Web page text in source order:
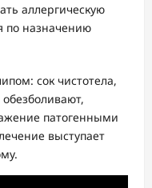
аллергическую
по назначению
сок чистотела,
обезболивают,
патогенными
выступает